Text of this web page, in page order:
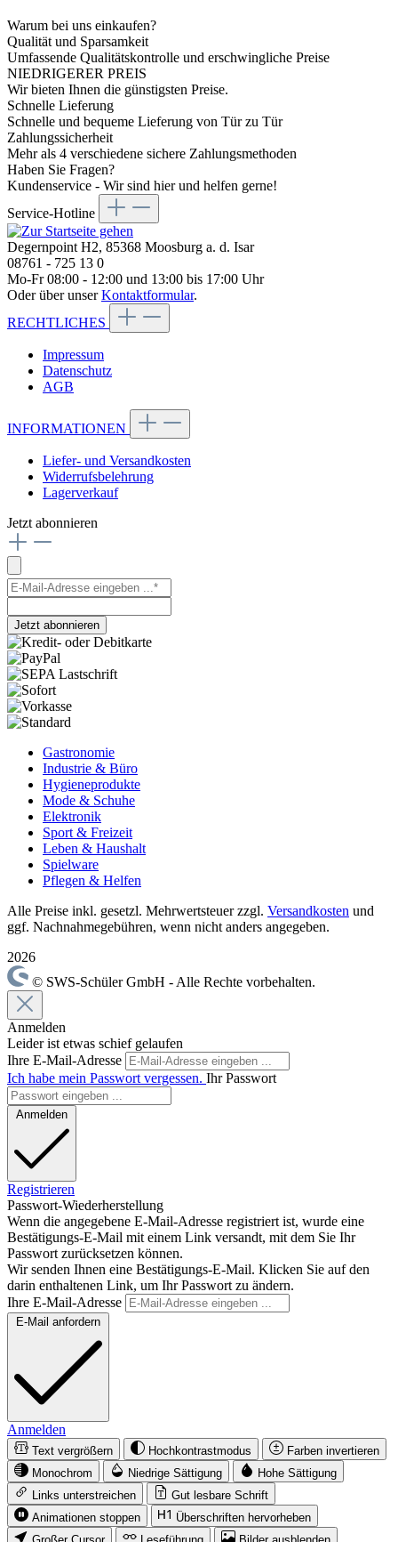
Warum bei uns einkaufen?
Qualität und Sparsamkeit
Umfassende Qualitätskontrolle und erschwingliche Preise
NIEDRIGERER PREIS
Wir bieten Ihnen die günstigsten Preise.
Schnelle Lieferung
Schnelle und bequeme Lieferung von Tür zu Tür
Zahlungssicherheit
Mehr als 4 verschiedene sichere Zahlungsmethoden
Haben Sie Fragen?
Kundenservice - Wir sind hier und helfen gerne!
Service-Hotline
Degernpoint H2, 85368 Moosburg a. d. Isar
08761 - 725 13 0
Mo-Fr 08:00 - 12:00 und 13:00 bis 17:00 Uhr
Oder über unserKontaktformular.
RECHTLICHES
Impressum
Datenschutz
AGB
INFORMATIONEN
Liefer- und Versandkosten
Widerrufsbelehrung
Lagerverkauf
Jetzt abonnieren
Jetzt abonnieren
Gastronomie
Industrie & Büro
Hygieneprodukte
Mode & Schuhe
Elektronik
Sport & Freizeit
Leben & Haushalt
Spielware
Pflegen & Helfen
Alle Preise inkl. gesetzl. Mehrwertsteuer zzgl. Versandkosten und
ggf. Nachnahmegebühren, wenn nicht anders angegeben.
2026
© SWS-Schüler GmbH - Alle Rechte vorbehalten.
Anmelden
Leider ist etwas schief gelaufen
Ihre E-Mail-Adresse
Ich habe mein Passwort vergessen. Ihr Passwort
Anmelden
Registrieren
Passwort-Wiederherstellung
Wenn die angegebene E-Mail-Adresse registriert ist, wurde eine
Bestätigungs-E-Mail mit einem Link versandt, mit dem Sie Ihr
Passwort zurücksetzen können.
Wir senden Ihnen eine Bestätigungs-E-Mail. Klicken Sie auf den
darin enthaltenen Link, um Ihr Passwort zu ändern.
Ihre E-Mail-Adresse
E-Mail anfordern
Anmelden
Text vergrößern Hochkontrastmodus
Farben invertieren
Monochrom
Niedrige Sättigung
Hohe Sättigung
Links unterstreichen
Gut lesbare Schrift
Animationen stoppen
Überschriften hervorheben